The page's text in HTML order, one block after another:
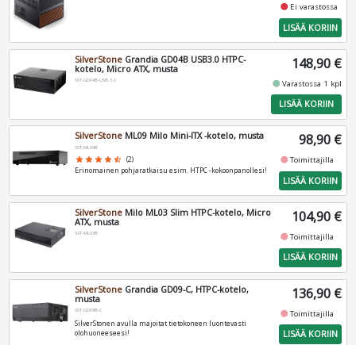
fiber_manual_record Ei varastossa
LISÄÄ KORIIN
SilverStone Grandia GD04B USB3.0 HTPC-
kotelo, Micro ATX, musta
SST-GD04B-USB-3.0
148,90 €
fiber_manual_recordVarastossa 1 kpl
LISÄÄ KORIIN
SilverStone ML09 Milo Mini-ITX -kotelo, musta
SST-ML09B
star star star star star_half (2)
Erinomainen pohjaratkaisu esim. HTPC -kokoonpanollesi!
98,90 €
fiber_manual_recordToimittajilla
LISÄÄ KORIIN
SilverStone Milo ML03 Slim HTPC-kotelo, Micro
ATX, musta
SST-ML03B
104,90 €
fiber_manual_recordToimittajilla
LISÄÄ KORIIN
SilverStone Grandia GD09-C, HTPC-kotelo,
musta
SST-GD09B-C
SilverStonen avulla majoitat tietokoneen luontevasti
olohuoneeseesi!
136,90 €
fiber_manual_recordToimittajilla
LISÄÄ KORIIN